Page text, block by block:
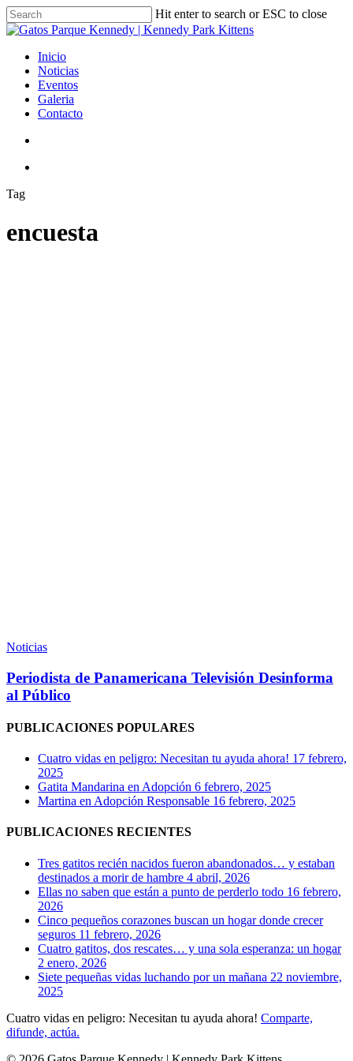
Skip
to
content
Hit enter to search or ESC to close
Close
search
Menu
Inicio
Noticias
Eventos
Galeria
Contacto
Tag
encuesta
de
Televisión
Desinforma
al
Noticias
Periodista de Panamericana Televisión Desinforma
al Público
PUBLICACIONES POPULARES
Cuatro vidas en peligro: Necesitan tu ayuda ahora! 17 febrero,
2025
Gatita Mandarina en Adopción 6 febrero, 2025
Martina en Adopción Responsable 16 febrero, 2025
PUBLICACIONES RECIENTES
Tres gatitos recién nacidos fueron abandonados… y estaban
destinados a morir de hambre 4 abril, 2026
Ellas no saben que están a punto de perderlo todo 16 febrero,
2026
Cinco pequeños corazones buscan un hogar donde crecer
seguros 11 febrero, 2026
Cuatro gatitos, dos rescates… y una sola esperanza: un hogar
2 enero, 2026
Siete pequeñas vidas luchando por un mañana 22 noviembre,
2025
Cuatro vidas en peligro: Necesitan tu ayuda ahora! Comparte,
difunde, actúa.